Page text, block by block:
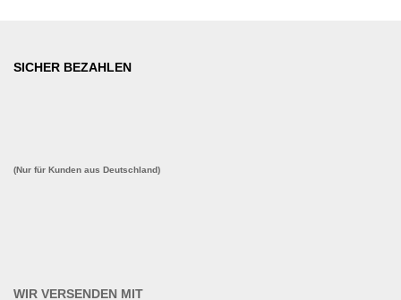
SICHER BEZAHLEN
(Nur für Kunden aus Deutschland)
WIR VERSENDEN MIT